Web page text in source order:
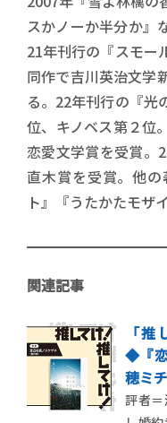
スかノーか半分か』
21年刊行の『スモー
同作で吉川英治文学
る。22年刊行の『光
位、キノベス第２位
恋愛文学賞を受賞。
直木賞を受賞。他
ト』『うたかたモザ
関連記事
「
◆『
穂ミ
評者